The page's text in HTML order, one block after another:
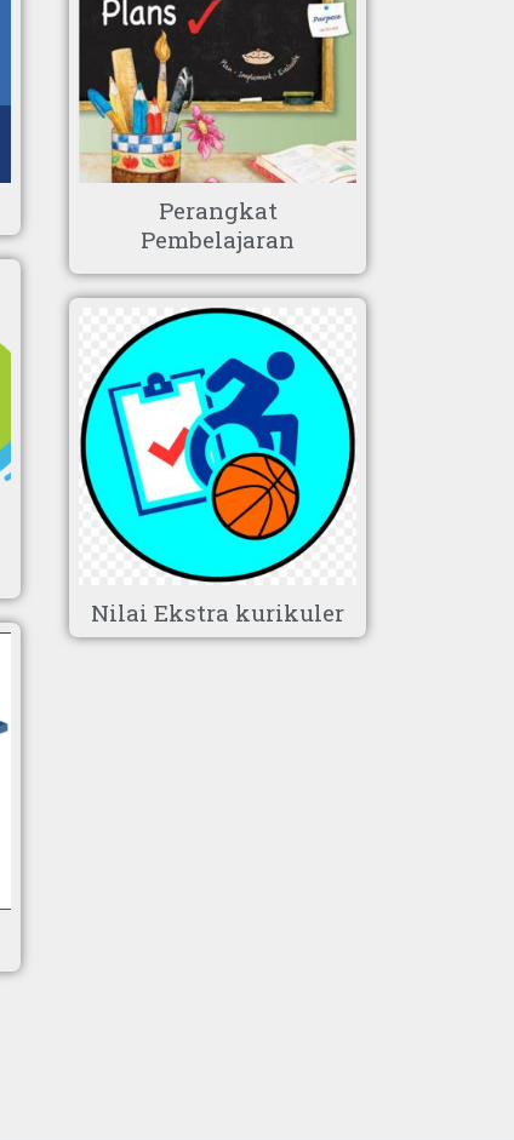
Perangkat
Pembelajaran
Nilai Ekstra kurikuler